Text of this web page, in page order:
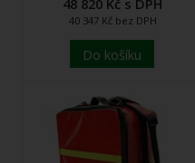
48 820 Kč s DPH
40 347 Kč bez DPH
Do košíku